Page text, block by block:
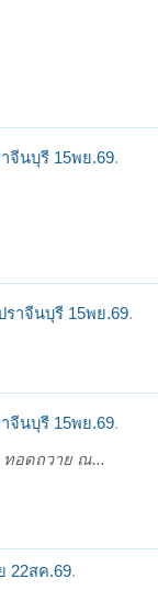
จีนบุรี 15พย.69.
าจีนบุรี 15พย.69.
จีนบุรี 15พย.69.
ทอดถวาย ณ...
22สค.69.